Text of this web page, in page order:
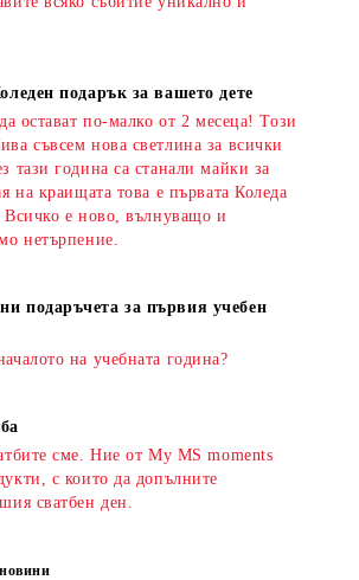
подарък за вашето дете
остават по-малко от 2 месеца! Този
съвсем нова светлина за всички
тази година са станали майки за
на краищата това е първата Коледа
Всичко е ново, вълнуващо и
нетърпение.
подаръчета за първия учебен
на учебната година?
сме. Ние от My MS moments
с които да допълните
сватбен ден.